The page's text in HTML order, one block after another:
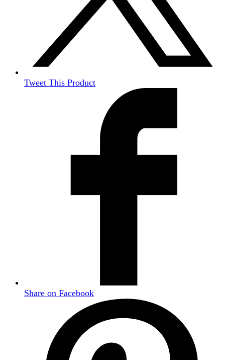
Tweet This Product
Share on Facebook